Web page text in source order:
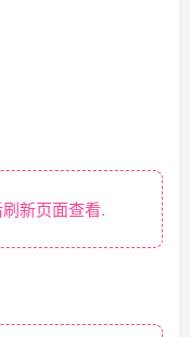
新页面查看.